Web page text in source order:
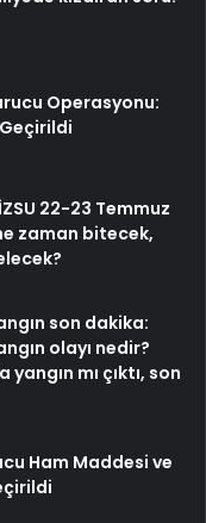
Operasyonu:
Geçirildi
22-23 Temmuz
zaman bitecek,
son dakika:
olayı nedir?
mı çıktı, son
Ham Maddesi ve